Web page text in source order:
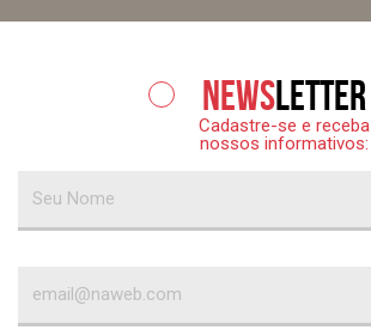
Newsletter
Cadastre-se e receba
nossos informativos: